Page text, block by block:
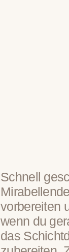
Schnell
vorbereiten
wenn du
das